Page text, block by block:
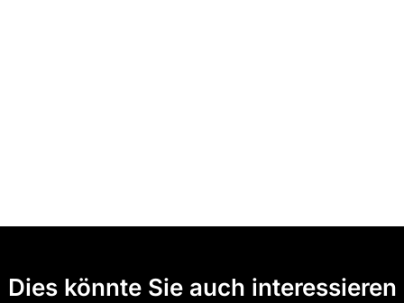
Dies könnte Sie auch interessieren